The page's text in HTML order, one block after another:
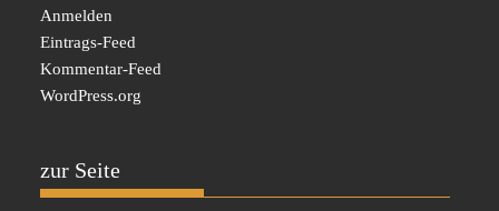
Anmelden
Eintrags-Feed
Kommentar-Feed
WordPress.org
zur Seite